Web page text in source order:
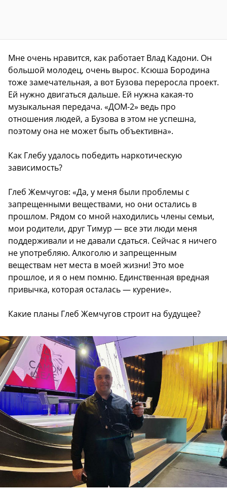
Мне очень нравится, как работает Влад Кадони. Он
большой молодец, очень вырос. Ксюша Бородина
тоже замечательная, а вот Бузова переросла проект.
Ей нужно двигаться дальше. Ей нужна какая-то
музыкальная передача. «ДОМ-2» ведь про
отношения людей, а Бузова в этом не успешна,
поэтому она не может быть объективна».
Как Глебу удалось победить наркотическую
зависимость?
Глеб Жемчугов: «Да, у меня были проблемы с
запрещенными веществами, но они остались в
прошлом. Рядом со мной находились члены семьи,
мои родители, друг Тимур — все эти люди меня
поддерживали и не давали сдаться. Сейчас я ничего
не употребляю. Алкоголю и запрещенным
веществам нет места в моей жизни! Это мое
прошлое, и я о нем помню. Единственная вредная
привычка, которая осталась — курение».
Какие планы Глеб Жемчугов строит на будущее?